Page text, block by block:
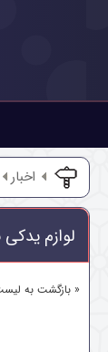
اخبار
لوازم
« بازگشت به